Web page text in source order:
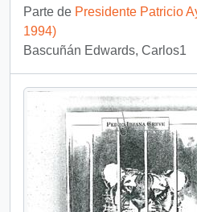
Parte de Presidente Patricio
1994)
Bascuñán Edwards, Carlos1